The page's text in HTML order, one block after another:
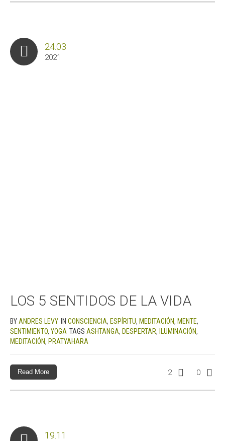
24.03
2021
LOS 5 SENTIDOS DE LA VIDA
BY ANDRES LEVY IN CONSCIENCIA, ESPÍRITU, MEDITACIÓN, MENTE,
SENTIMIENTO, YOGA TAGS ASHTANGA, DESPERTAR, ILUMINACIÓN,
MEDITACIÓN, PRATYAHARA
2 0
Read More
19.11